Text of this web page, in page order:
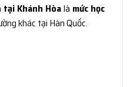
tại Khánh Hòalà mức học
khác tại Hàn Quốc.